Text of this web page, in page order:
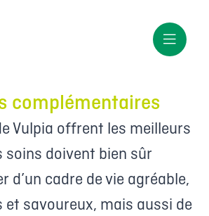
complémentaires
Vulpia offrent les meilleurs
soins doivent bien sûr
d’un cadre de vie agréable,
et savoureux, mais aussi de